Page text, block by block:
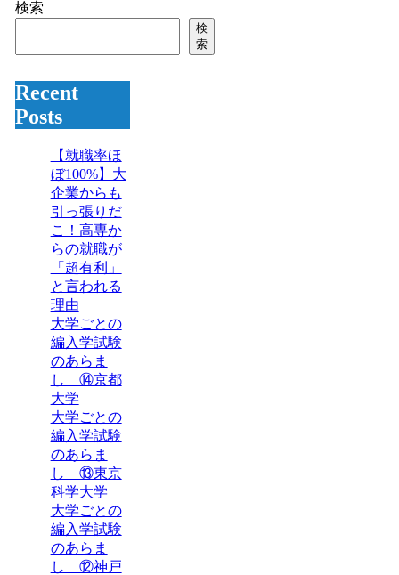
検索
検
索
Recent
Posts
【就職率ほ
ぼ100%】大
企業からも
引っ張りだ
こ！高専か
らの就職が
「超有利」
と言われる
理由
大学ごとの
編入学試験
のあらま
し ⑭京都
大学
大学ごとの
編入学試験
のあらま
し ⑬東京
科学大学
大学ごとの
編入学試験
のあらま
し ⑫神戸